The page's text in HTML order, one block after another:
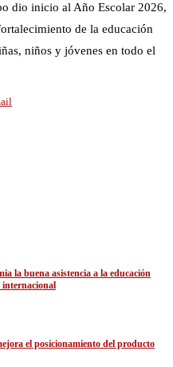
dio inicio al Año Escolar 2026,
de la educación
niños y jóvenes en todo el
la buena asistencia a la educación
internacional
el posicionamiento del producto